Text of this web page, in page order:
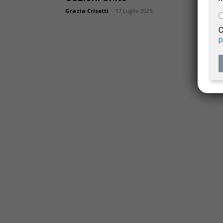
Grazia Crisetti 17 Luglio 2025